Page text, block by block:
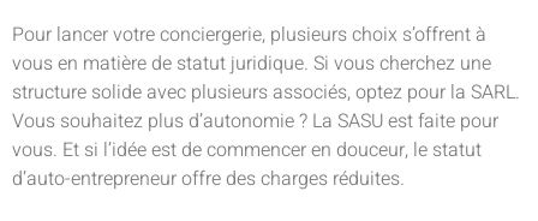
Pour lancer votre conciergerie, plusieurs choix s’offrent à
vous en matière de statut juridique. Si vous cherchez une
structure solide avec plusieurs associés, optez pour la SARL.
Vous souhaitez plus d’autonomie ? La SASU est faite pour
vous. Et si l’idée est de commencer en douceur, le statut
d’auto-entrepreneur offre des charges réduites.